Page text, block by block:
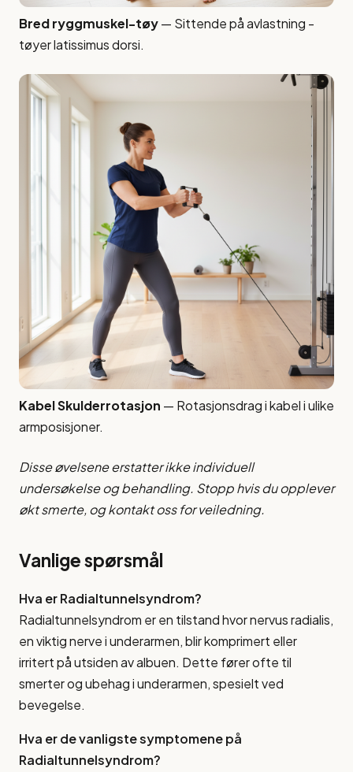
Bred ryggmuskel-tøy— Sittende på avlastning -
tøyer latissimus dorsi.
Kabel Skulderrotasjon — Rotasjonsdrag i kabel i ulike
armposisjoner.
Disse øvelsene erstatter ikke individuell
undersøkelse og behandling. Stopp hvis du opplever
økt smerte, og kontakt oss for veiledning.
Vanlige spørsmål
Hva er Radialtunnelsyndrom?
Radialtunnelsyndrom er en tilstand hvor nervus radialis,
en viktig nerve i underarmen, blir komprimert eller
irritert på utsiden av albuen. Dette fører ofte til
smerter og ubehag i underarmen, spesielt ved
bevegelse.
Hva er de vanligste symptomene på
Radialtunnelsyndrom?